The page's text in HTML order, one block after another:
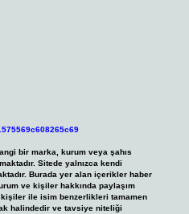
bir marka, kurum veya şahıs
Sitede yalnızca kendi
Burada yer alan içerikler haber
ve kişiler hakkında paylaşım
kişiler ile isim benzerlikleri tamamen
halindedir ve tavsiye niteliği